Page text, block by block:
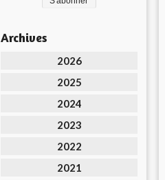
Archives
2026
2025
2024
2023
2022
2021